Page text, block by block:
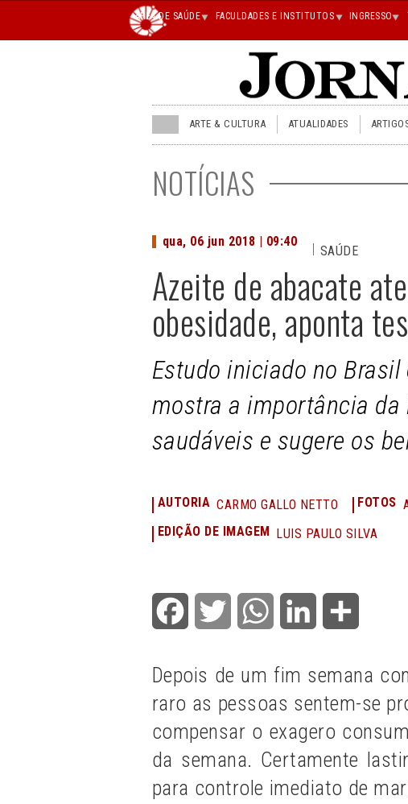
Main
superior
ÁREA DE SAÚDE FACULDADES E INSTITUTOS INGRESSO
JU
menu
superior
ARTE & CULTURA ATUALIDADES
NOTÍCIAS
Azeite de abacate
obesidade, aponta
qua, 06 jun 2018 | 09:40
SAÚDE
Estudo iniciado no
mostra a importância da
saudáveis e sugere os
AUTORIA CARMO GALLO NETTO FOTOS
EDIÇÃO DE IMAGEM
LUIS PAULO SILVA
Facebook Twitter WhatsApp LinkedIn
Depois de um fim semana
raro as pessoas sentem-se
compensar o exagero
da semana. Certamente
para controle imediato de